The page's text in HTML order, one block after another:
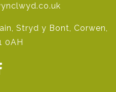
Stryd y Bont, Corwen,
0AH